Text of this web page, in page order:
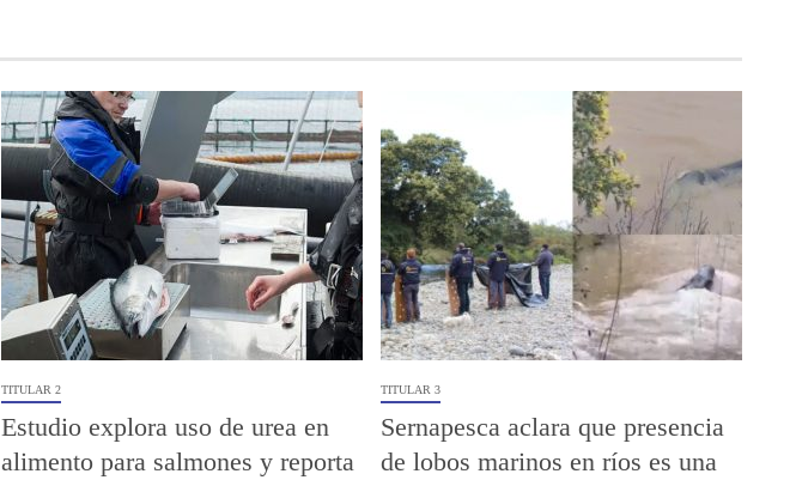
TITULAR 2
Estudio explora uso de urea en
alimento para salmones y reporta
TITULAR 3
Sernapesca aclara que presencia
de lobos marinos en ríos es una